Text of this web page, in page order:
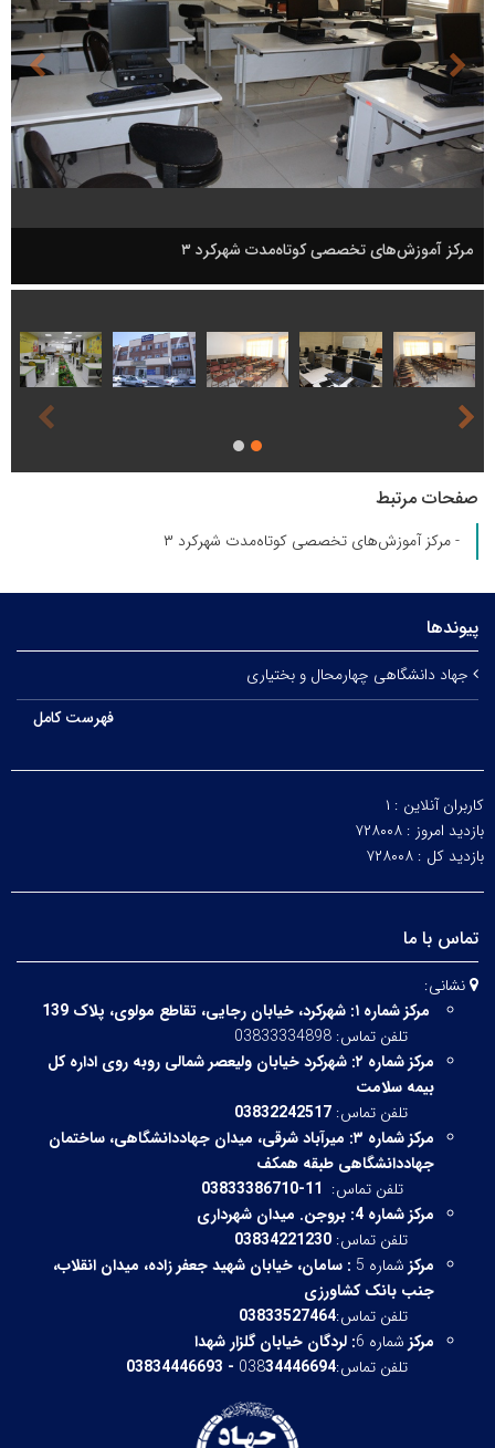
مرکز آموزش‌های تخصصی کوتاه‌مدت شهرکرد ۳
صفحات مرتبط
- مرکز آموزش‌های تخصصی کوتاه‌مدت شهرکرد ۳
پیوندها
جهاد دانشگاهی چهارمحال و بختیاری
فهرست کامل
کاربران آنلاین : ۱
بازدید امروز : ۷۲۸۰۰۸
بازدید کل : ۷۲۸۰۰۸
تماس با ما
نشانی:
مرکز شماره ۱:
شهرکرد، خیابان رجایی، تقاطع مولوی، پلاک 139
تلفن تماس: 03833334898
مرکز شماره ۲:
شهرکرد خیابان ولیعصر شمالی روبه روی اداره کل
بیمه سلامت
تلفن تماس: 03832242517
مرکز شماره ۳:
میرآباد شرقی، میدان جهاددانشگاهی، ساختمان
جهاددانشگاهی طبقه همکف
تلفن تماس:
مرکز شماره 4: بروجن. میدان شهرداری
تلفن تماس: 03834221230
مرکز شماره 5 : سامان، خیابان شهید جعفر زاده، میدان انقلاب،
جنب بانک کشاورزی
تلفن تماس:03833527464
مرکز شماره 6 : لردگان خیابان گلزار شهدا
تلفن تماس:03834446694 - 03834446693